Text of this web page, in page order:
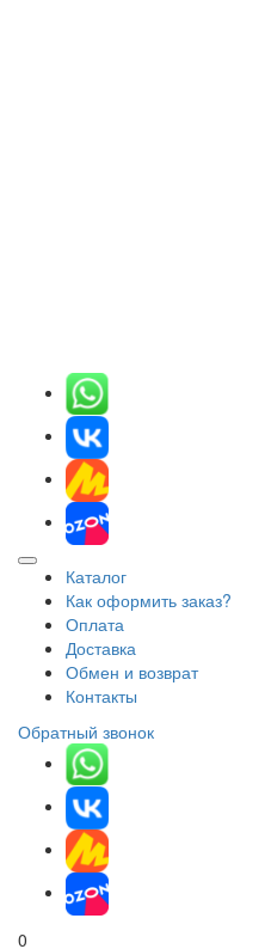
Каталог
Как оформить заказ?
Оплата
Доставка
Обмен и возврат
Контакты
Обратный звонок
0